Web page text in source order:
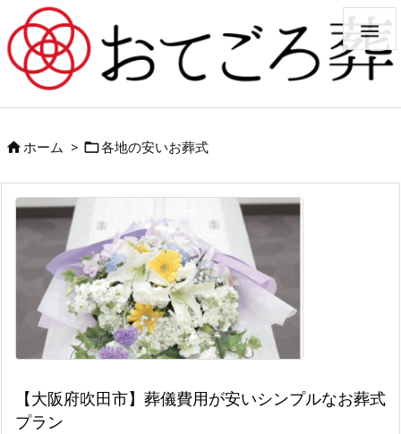

ホーム > 各地の安いお葬式
【大阪府吹田市】葬儀費用が安いシンプルなお葬式
プラン